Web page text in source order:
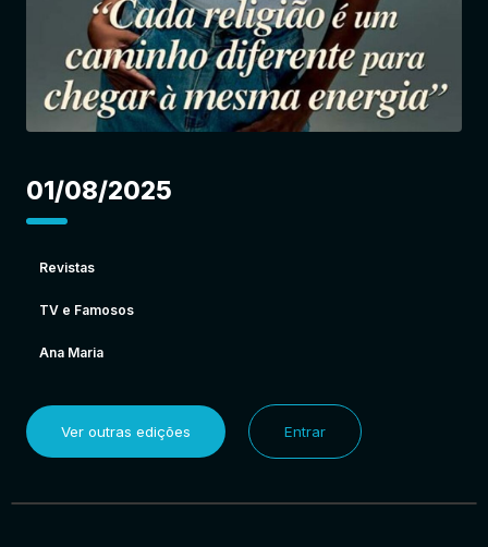
01/08/2025
Revistas
TV e Famosos
Ana Maria
Ver outras edições Entrar